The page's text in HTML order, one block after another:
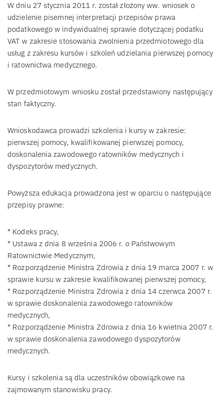
W dniu 27 stycznia 2011 r. został złożony ww. wniosek o
udzielenie pisemnej interpretacji przepisów prawa
podatkowego w indywidualnej sprawie dotyczącej podatku
VAT w zakresie stosowania zwolnienia przedmiotowego dla
usług z zakresu kursów i szkoleń udzielania pierwszej pomocy
i ratownictwa medycznego.
W przedmiotowym wniosku został przedstawiony następujący
stan faktyczny.
Wnioskodawca prowadzi szkolenia i kursy w zakresie:
pierwszej pomocy, kwalifikowanej pierwszej pomocy,
doskonalenia zawodowego ratowników medycznych i
dyspozytorów medycznych.
Powyższa edukacja prowadzona jest w oparciu o następujące
przepisy prawne:
* Kodeks pracy,
* Ustawa z dnia 8 września 2006 r. o Państwowym
Ratownictwie Medycznym,
* Rozporządzenie Ministra Zdrowia z dnia 19 marca 2007 r. w
sprawie kursu w zakresie kwalifikowanej pierwszej pomocy,
* Rozporządzenie Ministra Zdrowia z dnia 14 czerwca 2007 r.
w sprawie doskonalenia zawodowego ratowników
medycznych,
* Rozporządzenie Ministra Zdrowia z dnia 16 kwietnia 2007 r.
w sprawie doskonalenia zawodowego dyspozytorów
medycznych.
Kursy i szkolenia są dla uczestników obowiązkowe na
zajmowanym stanowisku pracy.